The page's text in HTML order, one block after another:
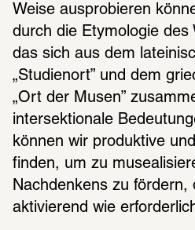
Weise ausprobieren
durch die Etymologie des
das sich aus dem
„Studienort” und dem
„Ort der Musen”
intersektionale
können wir produktive
finden, um zu
Nachdenkens zu fördern,
aktivierend wie